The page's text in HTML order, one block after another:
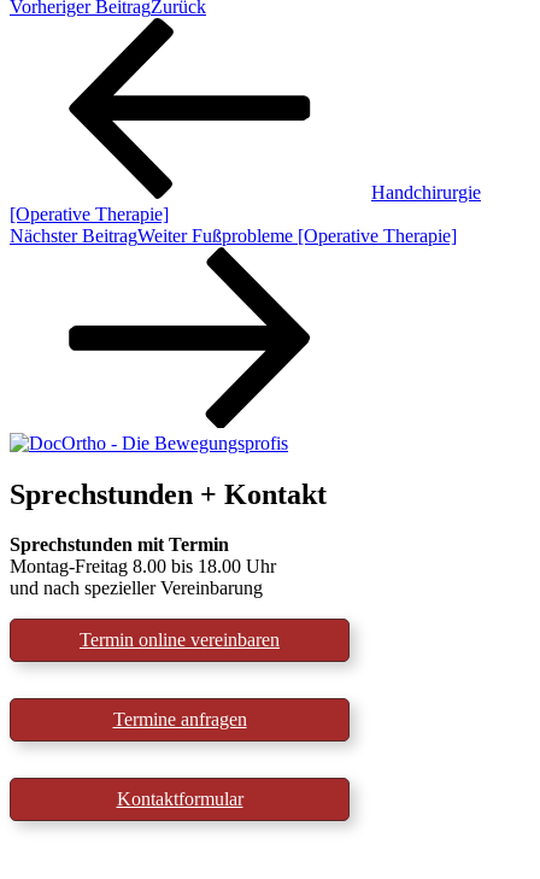
Vorheriger BeitragZurück
Handchirurgie
[Operative Therapie]
Nächster BeitragWeiter Fußprobleme [Operative Therapie]
Sprechstunden + Kontakt
Sprechstunden mit Termin
Montag-Freitag 8.00 bis 18.00 Uhr
und nach spezieller Vereinbarung
Termin online vereinbaren
Termine anfragen
Kontaktformular